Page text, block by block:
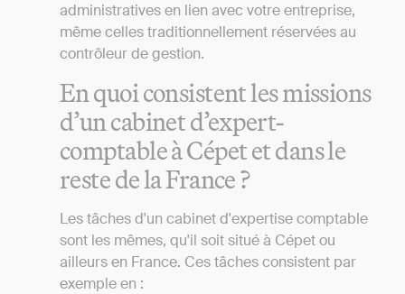
administratives en lien avec votre entreprise,
même celles traditionnellement réservées au
contrôleur de gestion.
En quoi consistent les missions
d’un cabinet d’expert-
comptable à Cépet et dans le
reste de la France ?
Les tâches d'un cabinet d'expertise comptable
sont les mêmes, qu'il soit situé à Cépet ou
ailleurs en France. Ces tâches consistent par
exemple en :